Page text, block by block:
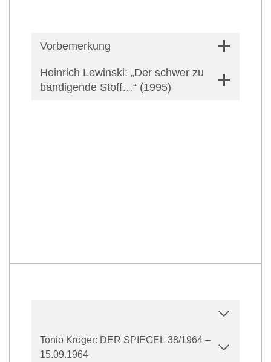
Vorbemerkung
Heinrich Lewinski: „Der schwer zu
bändigende Stoff…“ (1995)
Tonio Kröger: DER SPIEGEL 38/1964 –
15.09.1964